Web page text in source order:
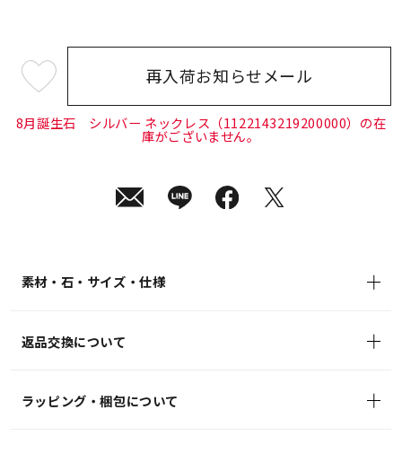
在庫ありのみ すべて表示
¥24,200 (tax
in)
再入荷お知らせメール
8月誕生石 シルバー ネックレス（1122143219200000）の在
庫がございません。
素材・石・サイズ・仕様
返品交換について
ラッピング・梱包について